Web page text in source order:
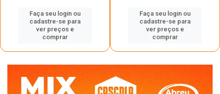
Faça seu login ou
cadastre-se para
ver preços e
comprar
Faça seu login ou
cadastre-se para
ver preços e
comprar